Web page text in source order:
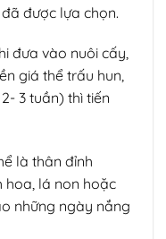
được lựa chọn.
đưa vào nuôi cấy,
giá thể trấu hun,
3 tuần) thì tiến
là thân đỉnh
hoa, lá non hoặc
những ngày nắng